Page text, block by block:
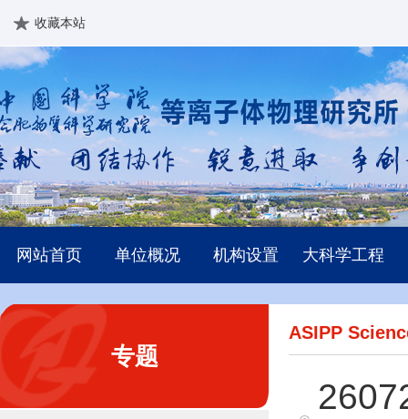
收藏本站
网站首页 单位概况 机构设置 大科学工程
专题
ASIPP